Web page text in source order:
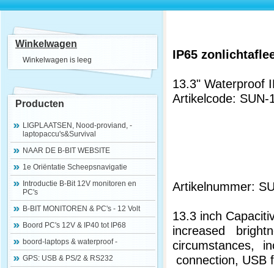
Winkelwagen
Winkelwagen is leeg
Producten
LIGPLAATSEN, Nood-proviand, -
laptopaccu's&Survival
NAAR DE B-BIT WEBSITE
1e Oriëntatie Scheepsnavigatie
Introductie B-Bit 12V monitoren en
PC's
B-BIT MONITOREN & PC's - 12 Volt
Boord PC's 12V & IP40 tot IP68
boord-laptops & waterproof -
GPS: USB & PS/2 & RS232
IP65
13.3" Waterproof
Artikelcode:
Artikelnummer:
13.3 inch
increased
circumstances,
connection, USB